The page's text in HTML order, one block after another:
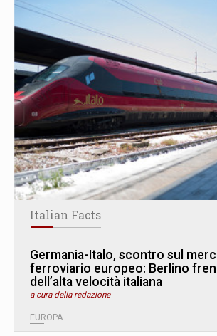
Italian Facts
Germania-Italo, scontro sul
ferroviario europeo: Berlino
dell’alta velocità italiana
a cura della redazione
EUROPA